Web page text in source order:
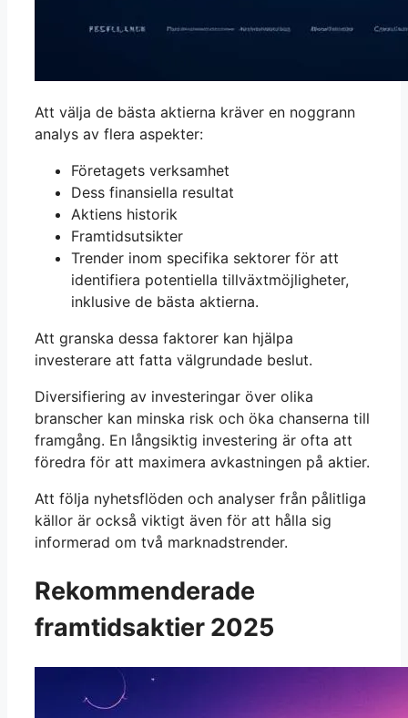
Att välja de bästa aktierna kräver en noggrann
analys av flera aspekter:
Företagets verksamhet
Dess finansiella resultat
Aktiens historik
Framtidsutsikter
Trender inom specifika sektorer för att
identifiera potentiella tillväxtmöjligheter,
inklusive de bästa aktierna.
Att granska dessa faktorer kan hjälpa
investerare att fatta välgrundade beslut.
Diversifiering av investeringar över olika
branscher kan minska risk och öka chanserna till
framgång. En långsiktig investering är ofta att
föredra för att maximera avkastningen på aktier.
Att följa nyhetsflöden och analyser från pålitliga
källor är också viktigt även för att hålla sig
informerad om två marknadstrender.
Rekommenderade
framtidsaktier 2025